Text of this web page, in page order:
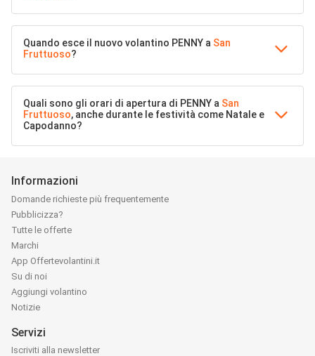
Quando esce il nuovo volantino PENNY a San
Fruttuoso?
Quali sono gli orari di apertura di PENNY a San
Fruttuoso, anche durante le festività come Natale e
Capodanno?
Informazioni
Domande richieste più frequentemente
Pubblicizza?
Tutte le offerte
Marchi
App Offertevolantini.it
Su di noi
Aggiungi volantino
Notizie
Servizi
Iscriviti alla newsletter